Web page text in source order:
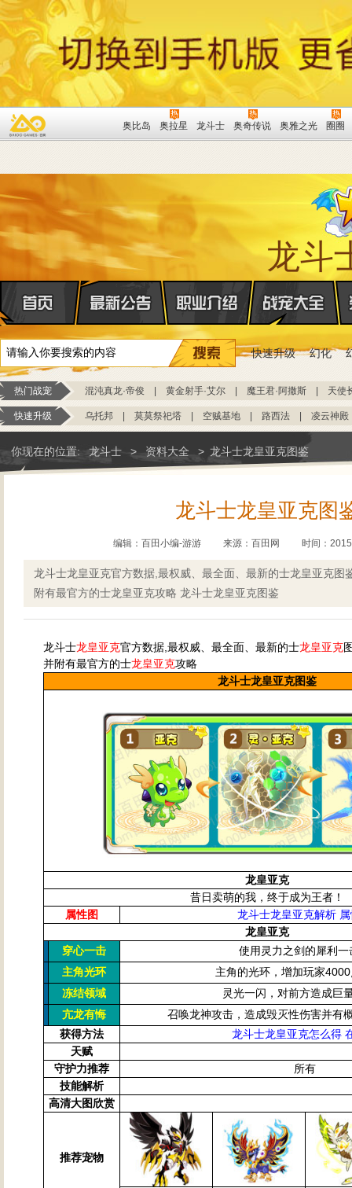
奥比岛 奥拉星 龙斗士 奥奇传说 奥雅之光 圈圈
龙斗
快速升级 幻化
热门战宠 混沌真龙·帝俊 黄金射手·艾尔 魔王君·阿撒斯 天使
快速升级 乌托邦 莫莫祭祀塔 空贼基地 路西法 凌云神殿
你现在的位置: 龙斗士 > 资料大全 > 龙斗士龙皇亚克图鉴
龙斗士龙皇亚克图
编辑：百田小编-游游 来源： 百田网 时间：
龙斗士龙皇亚克官方数据,最权威、最全面、最新的士龙皇亚克图
附有最官方的士龙皇亚克攻略 龙斗士龙皇亚克图鉴
龙斗士龙皇亚克官方数据,最权威、最全面、最新的士龙皇亚克
并附有最官方的士龙皇亚克攻略
龙斗士龙皇亚克图鉴
龙皇亚克
昔日卖萌的我，终于成为王者！
属性图
龙斗士龙皇亚克解析
龙皇亚克
穿心一击 使用灵力之剑的犀利一
主角光环 主角的光环，增加玩家
冻结领域 灵光一闪，对前方造成巨
亢龙有悔
召唤龙神攻击，造成毁灭性伤害并有
获得方法
龙斗士龙皇亚克怎么得
天赋
守护力推荐
所有
技能解析
高清大图欣赏
推荐宠物